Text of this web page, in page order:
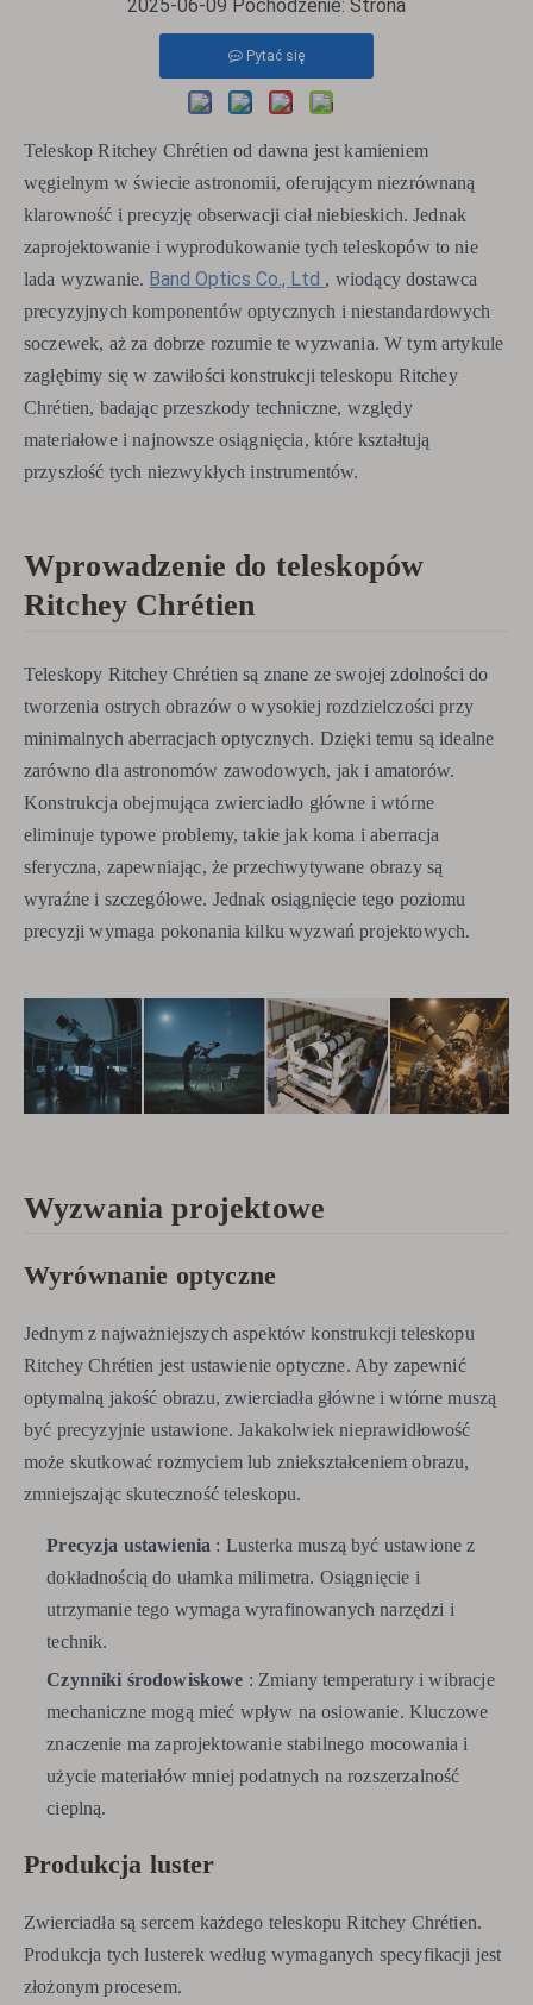
2025-06-09 Pochodzenie: Strona
Pytać się
Teleskop Ritchey Chrétien od dawna jest kamieniem
węgielnym w świecie astronomii, oferującym niezrównaną
klarowność i precyzję obserwacji ciał niebieskich. Jednak
zaprojektowanie i wyprodukowanie tych teleskopów to nie
lada wyzwanie. Band Optics Co., Ltd , wiodący dostawca
precyzyjnych komponentów optycznych i niestandardowych
soczewek, aż za dobrze rozumie te wyzwania. W tym artykule
zagłębimy się w zawiłości konstrukcji teleskopu Ritchey
Chrétien, badając przeszkody techniczne, względy
materiałowe i najnowsze osiągnięcia, które kształtują
przyszłość tych niezwykłych instrumentów.
Wprowadzenie do teleskopów
Ritchey Chrétien
Teleskopy Ritchey Chrétien są znane ze swojej zdolności do
tworzenia ostrych obrazów o wysokiej rozdzielczości przy
minimalnych aberracjach optycznych. Dzięki temu są idealne
zarówno dla astronomów zawodowych, jak i amatorów.
Konstrukcja obejmująca zwierciadło główne i wtórne
eliminuje typowe problemy, takie jak koma i aberracja
sferyczna, zapewniając, że przechwytywane obrazy są
wyraźne i szczegółowe. Jednak osiągnięcie tego poziomu
precyzji wymaga pokonania kilku wyzwań projektowych.
Wyzwania projektowe
Wyrównanie optyczne
Jednym z najważniejszych aspektów konstrukcji teleskopu
Ritchey Chrétien jest ustawienie optyczne. Aby zapewnić
optymalną jakość obrazu, zwierciadła główne i wtórne muszą
być precyzyjnie ustawione. Jakakolwiek nieprawidłowość
może skutkować rozmyciem lub zniekształceniem obrazu,
zmniejszając skuteczność teleskopu.
Precyzja ustawienia : Lusterka muszą być ustawione z
dokładnością do ułamka milimetra. Osiągnięcie i
utrzymanie tego wymaga wyrafinowanych narzędzi i
technik.
Czynniki środowiskowe : Zmiany temperatury i wibracje
mechaniczne mogą mieć wpływ na osiowanie. Kluczowe
znaczenie ma zaprojektowanie stabilnego mocowania i
użycie materiałów mniej podatnych na rozszerzalność
cieplną.
Produkcja luster
Zwierciadła są sercem każdego teleskopu Ritchey Chrétien.
Produkcja tych lusterek według wymaganych specyfikacji jest
złożonym procesem.